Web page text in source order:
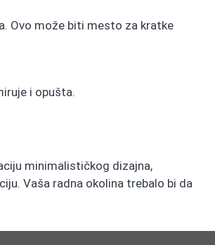
Ovo može biti mesto za kratke
i opušta.
minimalističkog dizajna,
Vaša radna okolina trebalo bi da